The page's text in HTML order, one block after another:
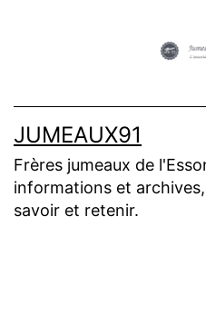
JUMEAUX91
Frères jumeaux de
informations et
savoir et retenir.